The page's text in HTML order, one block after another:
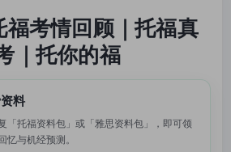
考情回顾｜托福真
｜托你的福
料
「托福资料包」或「雅思资料包」，即可领
与机经预测。